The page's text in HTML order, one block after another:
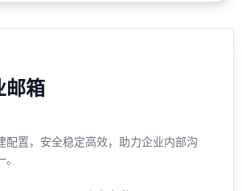
邮箱
配置，安全稳定高效，助力企业内部沟